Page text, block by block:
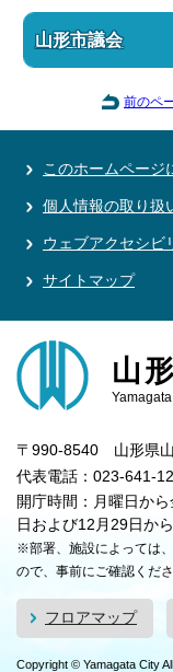
山形市議会
前のペ
このホームページ
個人情報の取り扱
ウェブアクセシビ
サイトマップ
山
〒990-8540 山形県
代表電話：023-641-
開庁時間：月曜日か
日および12月29日か
※部署、施設によっては
ので、事前にご確認くださ
フロアマップ
Copyright © Yamagata City